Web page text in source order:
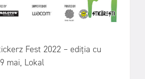
Fest 2022 – ediția cu
mai, Lokal